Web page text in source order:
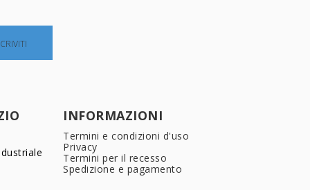
INFORMAZIONI
Termini e condizioni d'uso
Privacy
Termini per il recesso
Spedizione e pagamento